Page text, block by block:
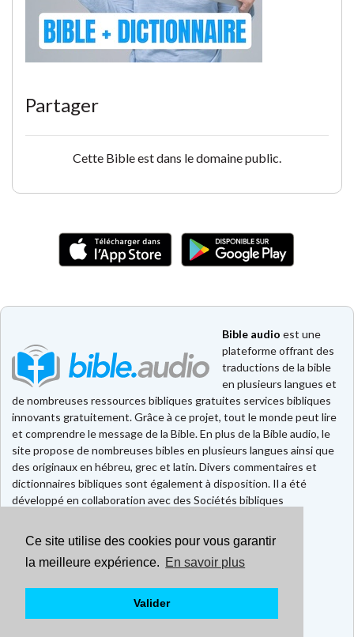
Ce site utilise des cookies pour vous garantir
la meilleure expérience. En savoir plus
Valider
Partager
Cette Bible est dans le domaine public.
Bible audio est une
plateforme offrant des
traductions de la bible
en plusieurs langues et
de nombreuses ressources bibliques gratuites services bibliques
innovants gratuitement. Grâce à ce projet, tout le monde peut lire
et comprendre le message de la Bible. En plus de la Bible audio, le
site propose de nombreuses bibles en plusieurs langues ainsi que
des originaux en hébreu, grec et latin. Divers commentaires et
dictionnaires bibliques sont également à disposition. Il a été
développé en collaboration avec des Sociétés bibliques
Faire un don
Contact